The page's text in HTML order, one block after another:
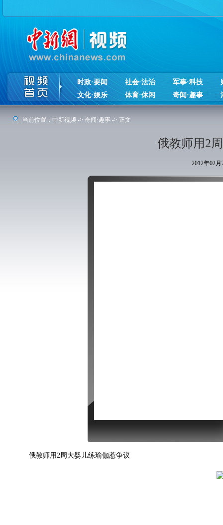
时政·要闻 社会·法治 军事·科技
文化·娱乐
体育·休闲 奇闻·趣事
当前位置： 中新视频 -> 奇闻·趣事 -> 正文
俄教师用2
2012年02
俄教师用2周大婴儿练瑜伽惹争议